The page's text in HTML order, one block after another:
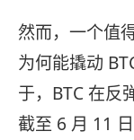
然而，一个值
为何能撬动
于，BTC 在反
截至 6 月 11